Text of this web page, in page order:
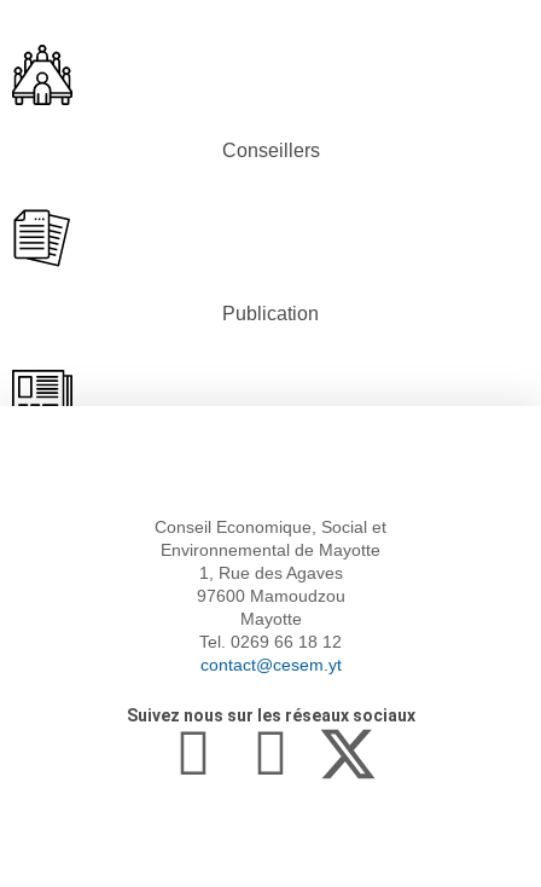
Conseillers
Publication
Conseil Economique, Social et
Environnemental de Mayotte
1, Rue des Agaves
97600 Mamoudzou
Mayotte
Tel. 0269 66 18 12
contact@cesem.yt
Suivez nous sur les réseaux sociaux